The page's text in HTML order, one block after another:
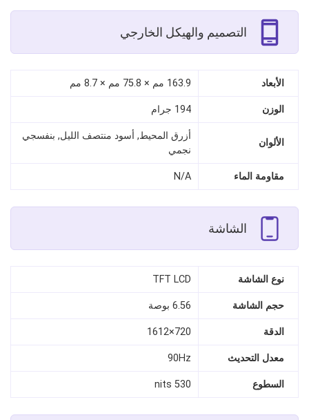
التصميم والهيكل الخارجي
الأبعاد 163.9 مم × 75.8 مم × 8.7 مم
الوزن 194 جرام
الألوان
أزرق المحيط, أسود منتصف الليل, بنفسجي
نجمي
مقاومة الماء N/A
الشاشة
نوع الشاشة TFT LCD
حجم الشاشة 6.56 بوصة
الدقة 720×1612
معدل التحديث 90Hz
السطوع 530 nits